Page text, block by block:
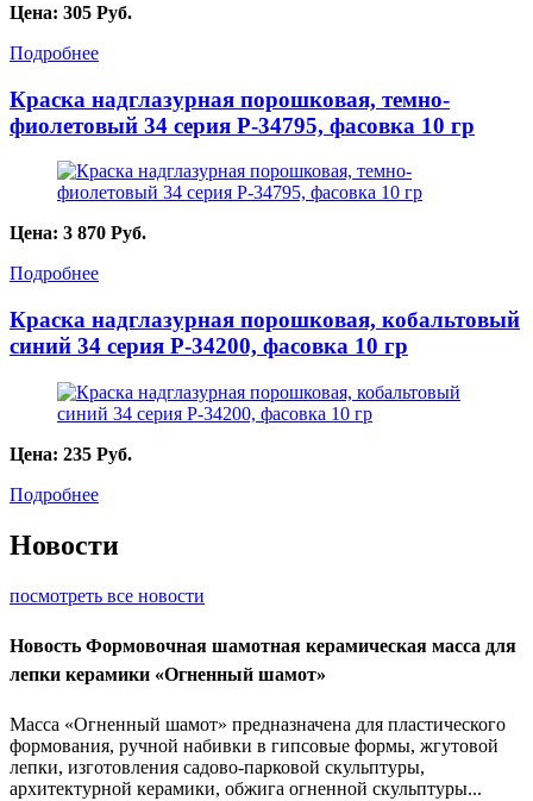
Цена: 305 Руб.
Подробнее
Краска надглазурная порошковая, темно-
фиолетовый 34 серия P-34795, фасовка 10 гр
Цена: 3 870 Руб.
Подробнее
Краска надглазурная порошковая, кобальтовый
синий 34 серия P-34200, фасовка 10 гр
Цена: 235 Руб.
Подробнее
Новости
посмотреть все новости
Новость Формовочная шамотная керамическая масса для
лепки керамики «Огненный шамот»
Масса «Огненный шамот» предназначена для пластического
формования, ручной набивки в гипсовые формы, жгутовой
лепки, изготовления садово-парковой скульптуры,
архитектурной керамики, обжига огненной скульптуры...